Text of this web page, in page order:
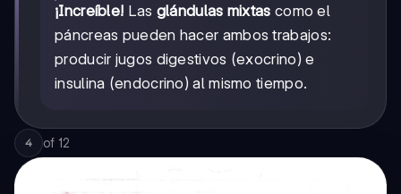
¡Increíble! Las glándulas mixtas como el
páncreas pueden hacer ambos trabajos:
producir jugos digestivos (exocrino) e
insulina (endocrino) al mismo tiempo.
4 of 12